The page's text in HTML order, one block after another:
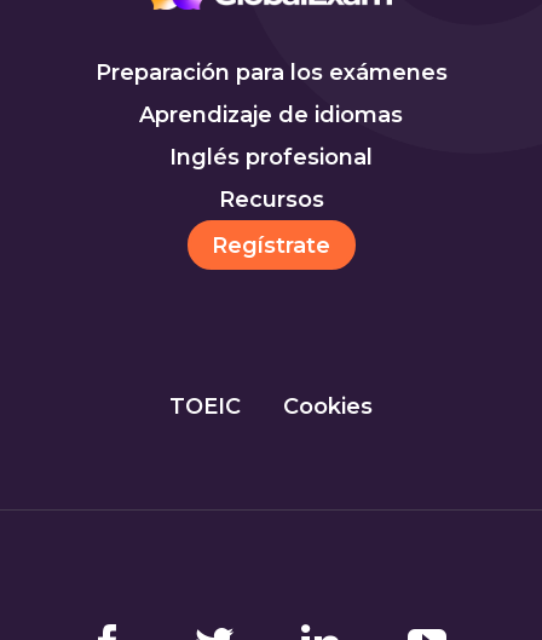
Preparación para los exámenes
Aprendizaje de idiomas
Inglés profesional
Recursos
Regístrate
TOEIC Cookies